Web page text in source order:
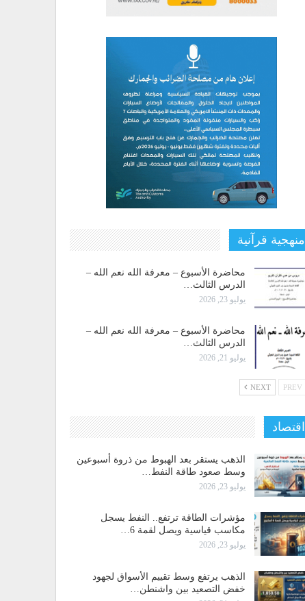
منهجية قرآنية
محاضرة الأسبوع – معرفة الله نعم الله –
الدرس الثالث…
يوليو 23, 2026
محاضرة الأسبوع – معرفة الله نعم الله –
الدرس الثالث…
يوليو 21, 2026
NEXT
اقتصاد
الذهب يستقر بعد الهبوط من ذروة أسبوعين
وسط صعود طاقة النفط…
يوليو 23, 2026
مؤشرات الطاقة ترتفع.. النفط يسجل
مكاسب قياسية ويصل لقمة 6…
يوليو 23, 2026
الذهب يرتفع وسط تقييم الأسواق لجهود
خفض التصعيد بين واشنطن…